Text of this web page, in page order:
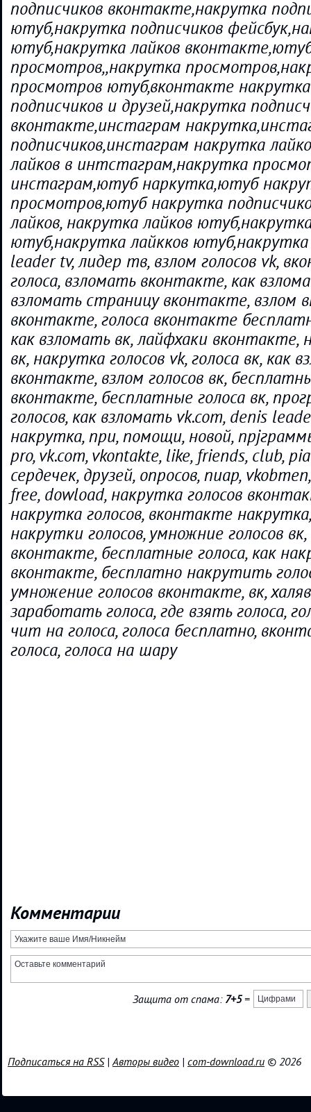
подписчиков вконтакте,накрутка
ютуб,накрутка подписчиков
ютуб,накрутка лайков
просмотров,,накрутка
просмотров ютуб,вконтакте накрутка
подписчиков и друзей,накрутка
вконтакте,инстаграм
подписчиков,инстаграм накрутка
лайков в интстаграм,накрутка
инстаграм,ютуб наркутка,ютуб
просмотров,ютуб накрутка
лайков, накрутка лайков
ютуб,накрутка лайкков ютуб,накрутка
leader tv, лидер тв, взлом голосов vk,
голоса, взломать вконтакте, как
взломать страницу вконтакте, взлом
вконтакте, голоса вконтакте
как взломать вк, лайфхаки вконтакте,
вк, накрутка голосов vk, голоса вк, как
вконтакте, взлом голосов вк,
вконтакте, бесплатные голоса вк,
голосов, как взломать vk.com, denis
накрутка, при, помощи, новой,
pro, vk.com, vkontakte, like, friends, club,
сердечек, друзей, опросов, пиар,
free, dowload, накрутка голосов
накрутка голосов, вконтакте
накрутки голосов, умножние голосов
вконтакте, бесплатные голоса, как
вконтакте, бесплатно накрутить
умножение голосов вконтакте, вк,
заработать голоса, где взять голоса,
чит на голоса, голоса бесплатно,
голоса, голоса на шару
Комментарии
Защита от спама: 7+5=
Подписаться на RSS|Авторы видео | com-download.ru © 2026